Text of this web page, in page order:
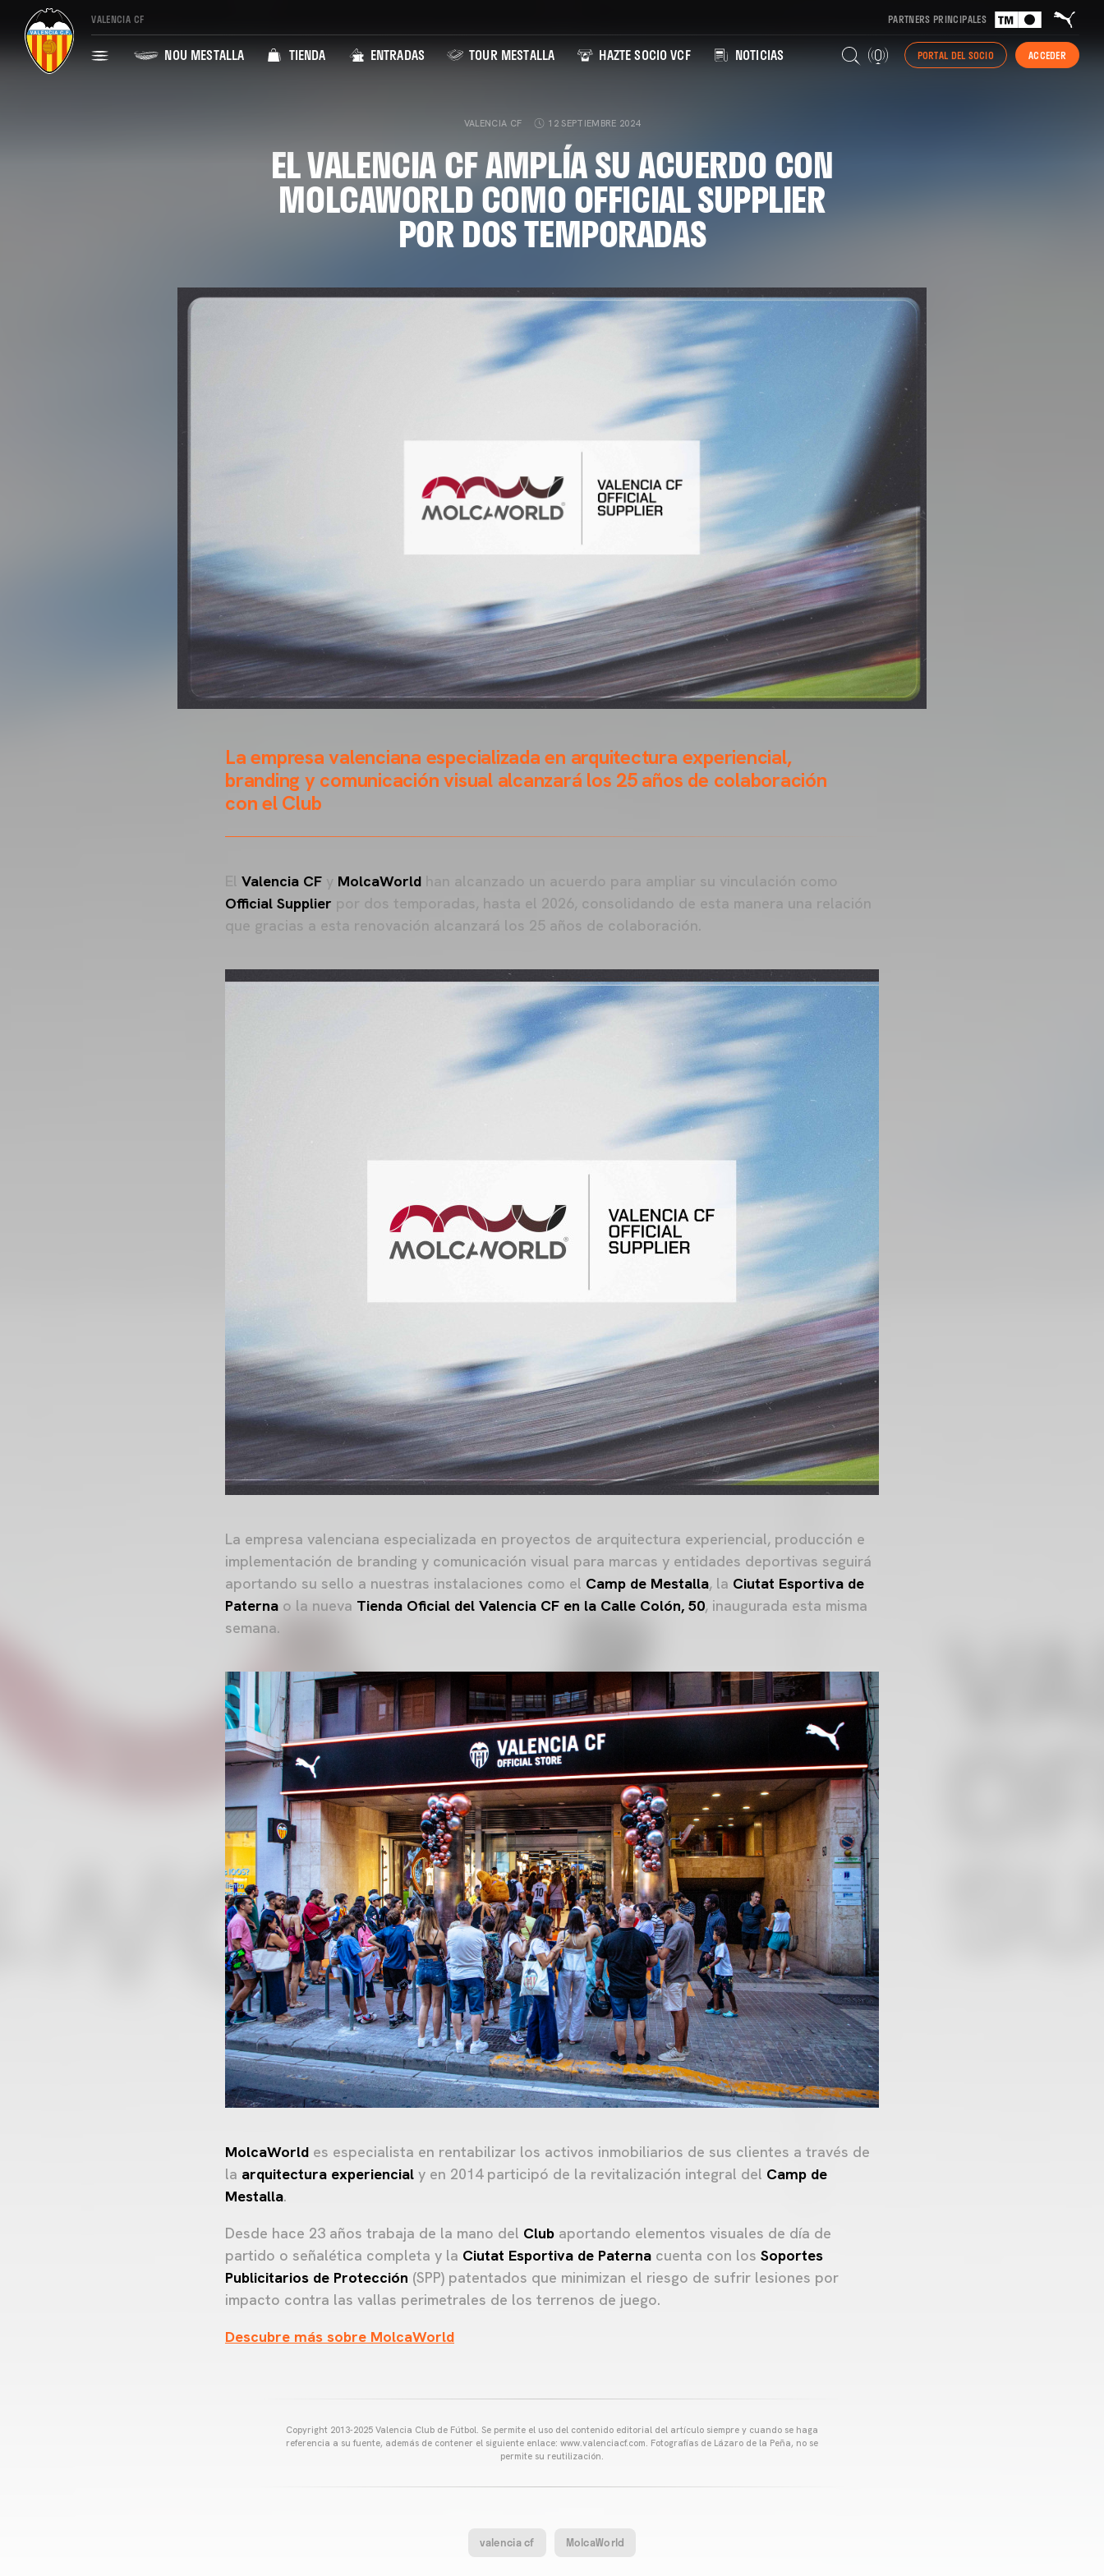
VALENCIA CF PARTNERS PRINCIPALES
NOU MESTALLA TIENDA ENTRADAS TOUR MESTALLA HAZTE SOCIO VCF NOTICIAS PORTAL DEL SOCIO ACCEDER
VALENCIA CF 12 SEPTIEMBRE 2024
EL VALENCIA CF AMPLÍA SU ACUERDO CON
MOLCAWORLD COMO OFFICIAL SUPPLIER
POR DOS TEMPORADAS
La empresa valenciana especializada en arquitectura experiencial,
branding y comunicación visual alcanzará los 25 años de colaboración
con el Club
El Valencia CF y MolcaWorld han alcanzado un acuerdo para ampliar su vinculación como
Official Supplier por dos temporadas, hasta el 2026, consolidando de esta manera una relación
que gracias a esta renovación alcanzará los 25 años de colaboración.
La empresa valenciana especializada en proyectos de arquitectura experiencial, producción e
implementación de branding y comunicación visual para marcas y entidades deportivas seguirá
aportando su sello a nuestras instalaciones como el Camp de Mestalla, la Ciutat Esportiva de
Paterna o la nueva Tienda Oficial del Valencia CF en la Calle Colón, 50, inaugurada esta misma
semana.
MolcaWorld es especialista en rentabilizar los activos inmobiliarios de sus clientes a través de
la arquitectura experiencial y en 2014 participó de la revitalización integral del Camp de
Mestalla.
Desde hace 23 años trabaja de la mano del Club aportando elementos visuales de día de
partido o señalética completa y la Ciutat Esportiva de Paterna cuenta con los Soportes
Publicitarios de Protección (SPP) patentados que minimizan el riesgo de sufrir lesiones por
impacto contra las vallas perimetrales de los terrenos de juego.
Descubre más sobre MolcaWorld
Copyright 2013-2025 Valencia Club de Fútbol. Se permite el uso del contenido editorial del artículo siempre y cuando se haga
referencia a su fuente, además de contener el siguiente enlace: www.valenciacf.com. Fotografías de Lázaro de la Peña, no se
permite su reutilización.
valencia cf MolcaWorld